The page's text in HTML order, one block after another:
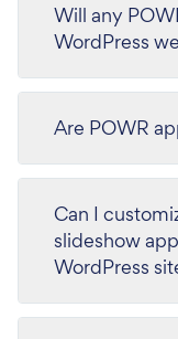
Will any
WordPress
Are POWR
Can I
slideshow
WordPress